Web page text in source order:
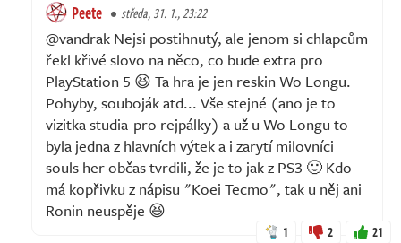
Peete středa, 31. 1., 23:22
@vandrak Nejsi postihnutý, ale jenom si chlapcům
řekl křivé slovo na něco, co bude extra pro
PlayStation 5 😆 Ta hra je jen reskin Wo Longu.
Pohyby, souboják atd... Vše stejné (ano je to
vizitka studia-pro rejpálky) a už u Wo Longu to
byla jedna z hlavních výtek a i zarytí milovníci
souls her občas tvrdili, že je to jak z PS3 🙂 Kdo
má kopřivku z nápisu "Koei Tecmo", tak u něj ani
Ronin neuspěje 😆
1 2 21